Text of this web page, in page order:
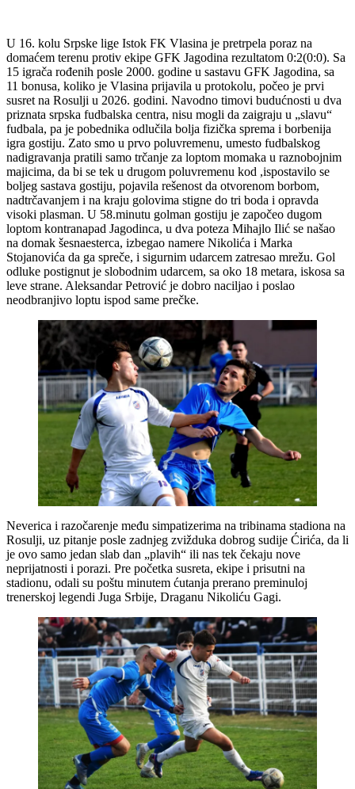
U 16. kolu Srpske lige Istok FK Vlasina je pretrpela poraz na
domaćem terenu protiv ekipe GFK Jagodina rezultatom 0:2(0:0). Sa
15 igrača rođenih posle 2000. godine u sastavu GFK Jagodina, sa
11 bonusa, koliko je Vlasina prijavila u protokolu, počeo je prvi
susret na Rosulji u 2026. godini. Navodno timovi budućnosti u dva
priznata srpska fudbalska centra, nisu mogli da zaigraju u „slavu“
fudbala, pa je pobednika odlučila bolja fizička sprema i borbenija
igra gostiju. Zato smo u prvo poluvremenu, umesto fudbalskog
nadigravanja pratili samo trčanje za loptom momaka u raznobojnim
majicima, da bi se tek u drugom poluvremenu kod ,ispostavilo se
boljeg sastava gostiju, pojavila rešenost da otvorenom borbom,
nadtrčavanjem i na kraju golovima stigne do tri boda i opravda
visoki plasman. U 58.minutu golman gostiju je započeo dugom
loptom kontranapad Jagodinca, u dva poteza Mihajlo Ilić se našao
na domak šesnaesterca, izbegao namere Nikolića i Marka
Stojanovića da ga spreče, i sigurnim udarcem zatresao mrežu. Gol
odluke postignut je slobodnim udarcem, sa oko 18 metara, iskosa sa
leve strane. Aleksandar Petrović je dobro naciljao i poslao
neodbranjivo loptu ispod same prečke.
Neverica i razočarenje među simpatizerima na tribinama stadiona na
Rosulji, uz pitanje posle zadnjeg zvižduka dobrog sudije Ćirića, da li
je ovo samo jedan slab dan „plavih“ ili nas tek čekaju nove
neprijatnosti i porazi. Pre početka susreta, ekipe i prisutni na
stadionu, odali su poštu minutem ćutanja prerano preminuloj
trenerskoj legendi Juga Srbije, Draganu Nikoliću Gagi.